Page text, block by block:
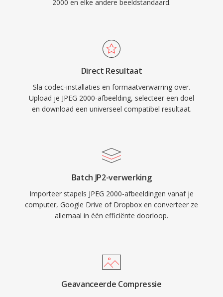
2000 en elke andere beeldstandaard.
Direct Resultaat
Sla codec-installaties en formaatverwarring over.
Upload je JPEG 2000-afbeelding, selecteer een doel
en download een universeel compatibel resultaat.
Batch JP2-verwerking
Importeer stapels JPEG 2000-afbeeldingen vanaf je
computer, Google Drive of Dropbox en converteer ze
allemaal in één efficiënte doorloop.
Geavanceerde Compressie